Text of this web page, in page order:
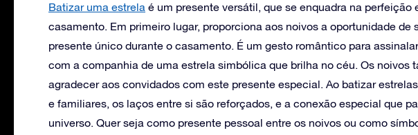
Batizar uma estrela é um presente versátil, que se enquadra na perfeição
casamento. Em primeiro lugar, proporciona aos noivos a oportunidade de
presente único durante o casamento. É um gesto romântico para
com a companhia de uma estrela simbólica que brilha no céu. Os noivos
agradecer aos convidados com este presente especial. Ao batizar
e familiares, os laços entre si são reforçados, e a conexão especial que
universo. Quer seja como presente pessoal entre os noivos ou como